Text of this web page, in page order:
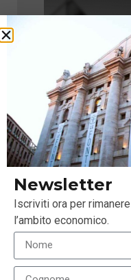
Newsletter
Iscriviti ora per
l’ambito economico.